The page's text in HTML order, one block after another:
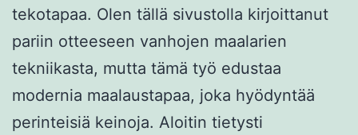
tekotapaa. Olen tällä sivustolla kirjoittanut
pariin otteeseen vanhojen maalarien
tekniikasta, mutta tämä työ edustaa
modernia maalaustapaa, joka hyödyntää
perinteisiä keinoja. Aloitin tietysti